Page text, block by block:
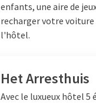
enfants, une aire de
recharger votre
l'hôtel.
Het Arresthuis
Avec le luxueux hôtel 5